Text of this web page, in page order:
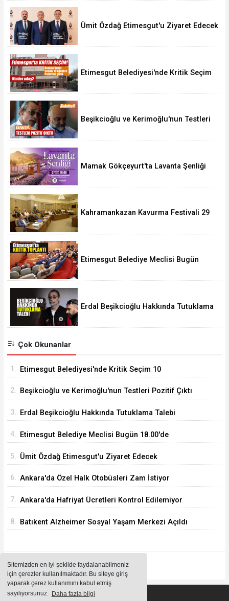
Sitemizden en iyi şekilde faydalanabilmeniz
için çerezler kullanılmaktadır. Bu siteye giriş
yaparak çerez kullanımını kabul etmiş
sayılıyorsunuz. Daha fazla bilgi
Ümit Özdağ Etimesgut'u Ziyaret Edecek
Etimesgut Belediyesi'nde Kritik Seçim
Beşikcioğlu ve Kerimoğlu'nun Testleri
Mamak Gökçeyurt'ta Lavanta Şenliği
Kahramankazan Kavurma Festivali 29
Etimesgut Belediye Meclisi Bugün
Erdal Beşikcioğlu Hakkında Tutuklama
Çok Okunanlar
1. Etimesgut Belediyesi'nde Kritik Seçim 10
2. Beşikcioğlu ve Kerimoğlu'nun Testleri Pozitif Çıktı
3. Erdal Beşikcioğlu Hakkında Tutuklama Talebi
4. Etimesgut Belediye Meclisi Bugün 18.00'de
5. Ümit Özdağ Etimesgut'u Ziyaret Edecek
6. Ankara'da Özel Halk Otobüsleri Zam İstiyor
7. Ankara'da Hafriyat Ücretleri Kontrol Edilemiyor
8. Batıkent Alzheimer Sosyal Yaşam Merkezi Açıldı